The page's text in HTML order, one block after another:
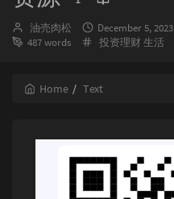
Author：
油売肉松
发
布
December 5, 2023
487 words
Categories：
投资理财生活
Home Text